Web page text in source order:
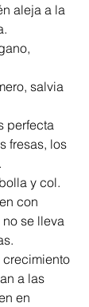
aleja a la
salvia
perfecta
fresas, los
y col.
con
se lleva
crecimiento
a las
en